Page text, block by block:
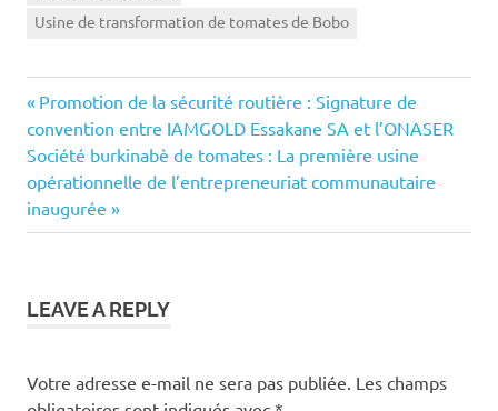
Usine de transformation de tomates de Bobo
Navigation
de
l’article
Previous
Post:
Promotion de la sécurité routière : Signature de
convention entre IAMGOLD Essakane SA et l’ONASER
Next
Post:
Société burkinabè de tomates : La première usine
opérationnelle de l’entrepreneuriat communautaire
inaugurée
LEAVE A REPLY
Votre adresse e-mail ne sera pas publiée. Les champs